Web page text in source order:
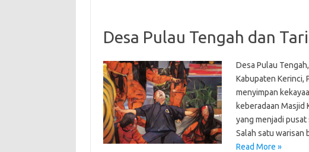
Desa Pulau Tengah dan
Desa Pulau
Kabupaten Kerinci,
menyimpan
keberadaan Masjid
yang menjadi
Salah satu warisan
Read More »